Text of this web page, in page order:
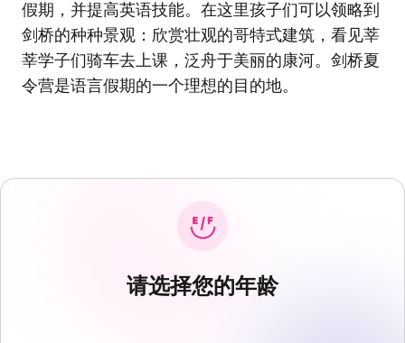
职业发展
加入我们
假期，并提高英语技能。在这里孩子们可以领略到
剑桥的种种景观：欣赏壮观的哥特式建筑，看见莘
莘学子们骑车去上课，泛舟于美丽的康河。剑桥夏
令营是语言假期的一个理想的目的地。
请选择您的年龄